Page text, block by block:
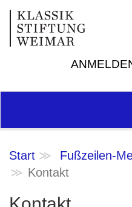
Start Fußzeilen-
Kontakt